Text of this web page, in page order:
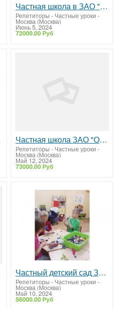
Частная школа в ЗАО "Образование Плюс I"
Репетиторы - Частные уроки -
Москва (Москва)
Июнь 5, 2024
72000.00 Руб
Частная школа ЗАО "Образование Плюс...I"
Репетиторы - Частные уроки -
Москва (Москва)
Май 12, 2024
73000.00 Руб
Частный детский сад ЗАО Москвы "Образование Плюс I"
Репетиторы - Частные уроки -
Москва (Москва)
Май 10, 2024
56000.00 Руб